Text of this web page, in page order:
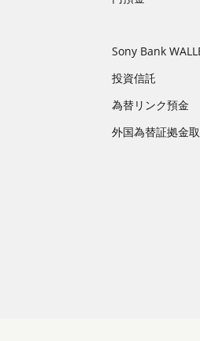
Sony Bank
投資信託
為替リンク預金
外国為替証拠金取